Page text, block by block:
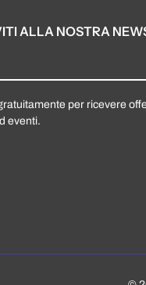
ALLA NOSTRA
per ricevere
eventi.